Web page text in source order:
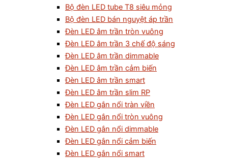
Bộ đèn LED tube T8 siêu mỏng
Bộ đèn LED bán nguyệt áp trần
Đèn LED âm trần tròn vuông
Đèn LED âm trần 3 chế độ sáng
Đèn LED âm trần dimmable
Đèn LED âm trần cảm biến
Đèn LED âm trần smart
Đèn LED âm trần slim RP
Đèn LED gắn nổi tràn viền
Đèn LED gắn nổi tròn vuông
Đèn LED gắn nổi dimmable
Đèn LED gắn nổi cảm biến
Đèn LED gắn nổi smart